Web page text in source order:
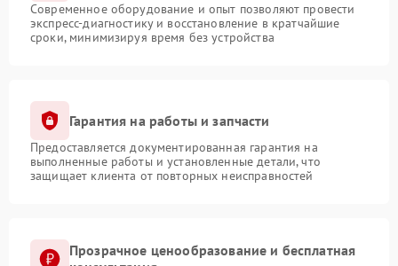
Современное оборудование и опыт позволяют провести
экспресс-диагностику и восстановление в кратчайшие
сроки, минимизируя время без устройства
Гарантия на работы и запчасти
Предоставляется документированная гарантия на
выполненные работы и установленные детали, что
защищает клиента от повторных неисправностей
Прозрачное ценообразование и бесплатная